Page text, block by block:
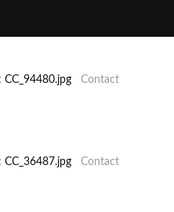
CC_94480.jpg Contact
CC_36487.jpg Contact